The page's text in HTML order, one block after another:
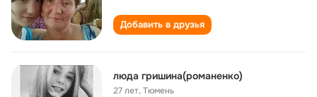
Добавить в друзья
люда гришина(романенко)
27 лет,Тюмень